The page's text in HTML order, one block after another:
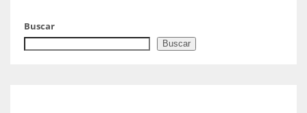
Buscar
Buscar